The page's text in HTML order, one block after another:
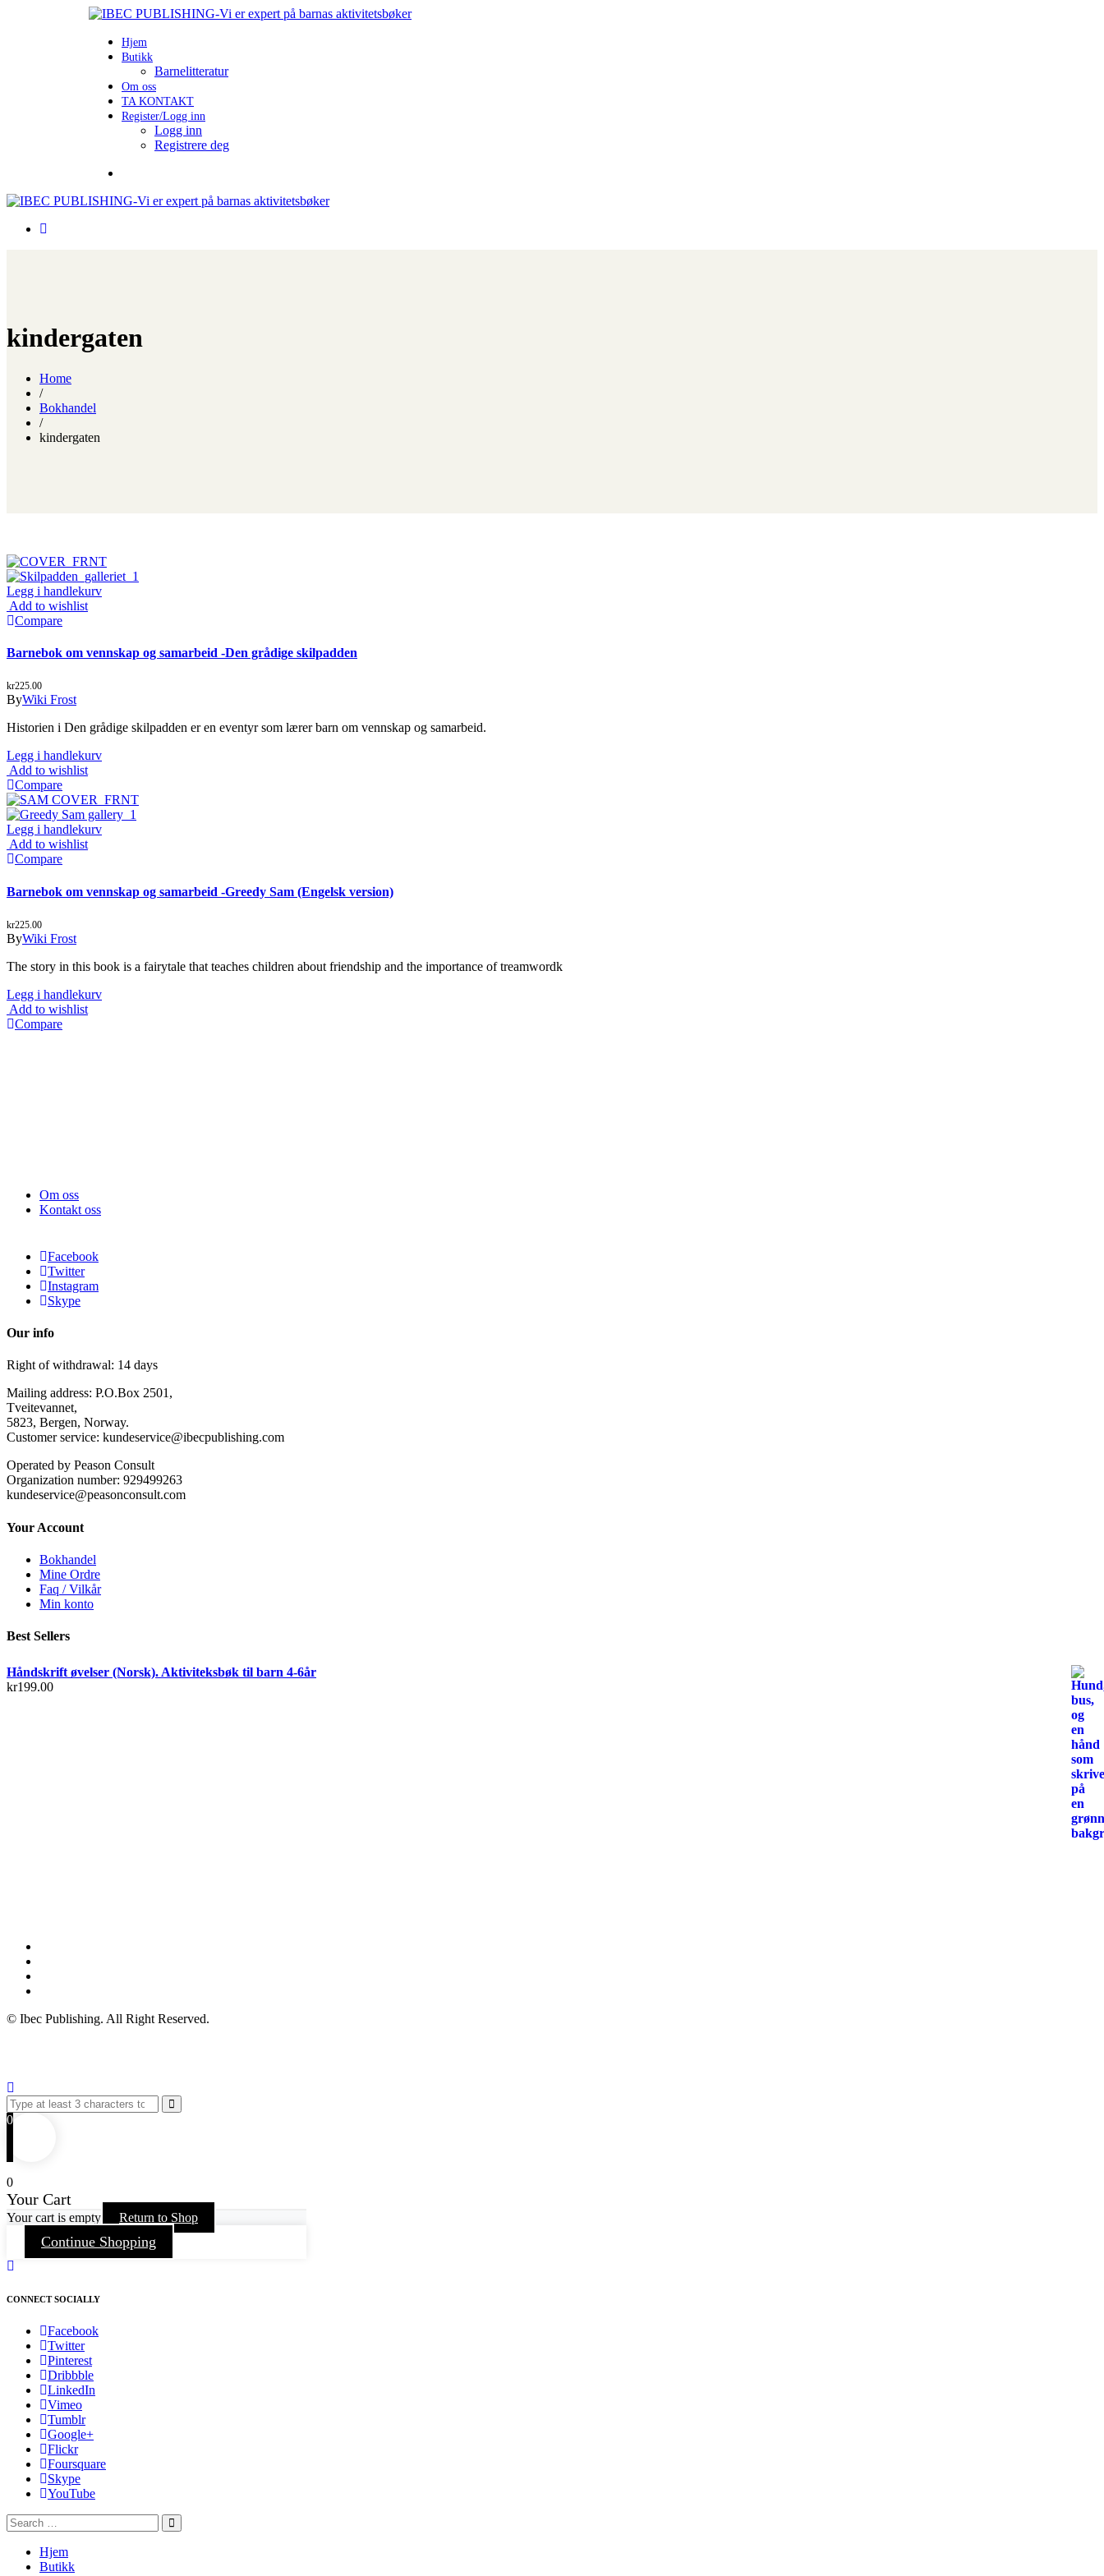
Hjem
Butikk
Barnelitteratur
Om oss
TA KONTAKT
Register/Logg inn
Logg inn
Registrere deg
kindergaten
Home
/
Bokhandel
/
kindergaten
Legg i handlekurv
Add to wishlist
Compare
Barnebok om vennskap og samarbeid -Den grådige skilpadden
kr225.00
ByWiki Frost
Historien i Den grådige skilpadden er en eventyr som lærer barn om vennskap og samarbeid.
Legg i handlekurv
Add to wishlist
Compare
Legg i handlekurv
Add to wishlist
Compare
Barnebok om vennskap og samarbeid -Greedy Sam (Engelsk version)
kr225.00
ByWiki Frost
The story in this book is a fairytale that teaches children about friendship and the importance of treamwordk
Legg i handlekurv
Add to wishlist
Compare
Om oss
Kontakt oss
Facebook
Twitter
Instagram
Skype
Our info
Right of withdrawal: 14 days
Mailing address: P.O.Box 2501,
Tveitevannet,
5823, Bergen, Norway.
Customer service: kundeservice@ibecpublishing.com
Operated by Peason Consult
Organization number: 929499263
kundeservice@peasonconsult.com
Your Account
Bokhandel
Mine Ordre
Faq / Vilkår
Min konto
Best Sellers
Håndskrift øvelser (Norsk). Aktiviteksbøk til barn 4-6år
kr199.00
© Ibec Publishing. All Right Reserved.
0
0
Your Cart
Your cart is empty Return to Shop
Continue Shopping
CONNECT SOCIALLY
Facebook
Twitter
Pinterest
Dribbble
LinkedIn
Vimeo
Tumblr
Google+
Flickr
Foursquare
Skype
YouTube
Hjem
Butikk